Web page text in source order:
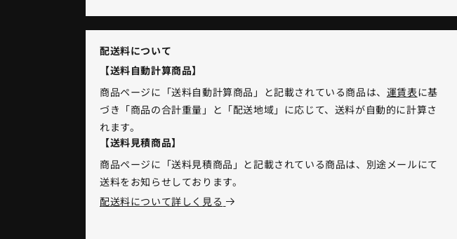
配送料について
【送料自動計算商品】
商品ページに「送料自動計算商品」と記載されている商品は、 運賃表に基
づき「商品の合計重量」と「配送地域」に応じて、送料が自動的に計算さ
れます。
【送料見積商品】
商品ページに「送料見積商品」と記載されている商品は、別途メールにて
送料をお知らせしております。
配送料について詳しく見る